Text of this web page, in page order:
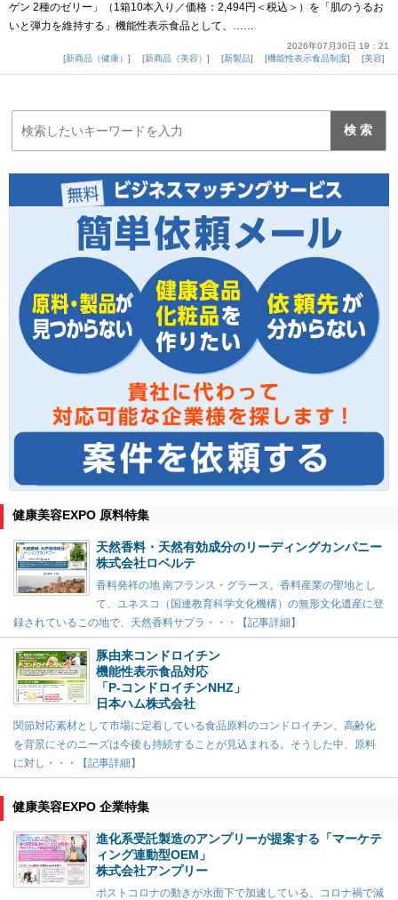
ゲン 2種のゼリー」（1箱10本入り／価格：2,494円＜税込＞）を「肌のうるお
いと弾力を維持する」機能性表示食品として、……
2026年07月30日 19：21
新商品（健康）
新商品（美容） 新製品 機能性表示食品制度 美容
健康美容EXPO 原料特集
天然香料・天然有効成分のリーディングカンパニー
株式会社ロベルテ
香料発祥の地 南フランス・グラース。香料産業の聖地とし
て、ユネスコ（国連教育科学文化機構）の無形文化遺産に登
録されているこの地で、天然香料サプラ・・・【記事詳細】
豚由来コンドロイチン
機能性表示食品対応
「P-コンドロイチンNHZ」
日本ハム株式会社
関節対応素材として市場に定着している食品原料のコンドロイチン。高齢化
を背景にそのニーズは今後も持続することが見込まれる。そうした中、原料
に対し・・・【記事詳細】
健康美容EXPO 企業特集
進化系受託製造のアンプリーが提案する「マーケテ
ィング連動型OEM」
株式会社アンプリー
ポストコロナの動きが水面下で加速している。コロナ禍で減